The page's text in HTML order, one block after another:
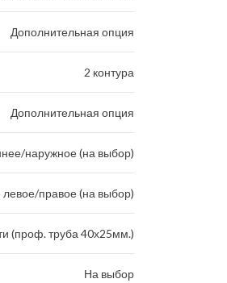
Дополнительная опция
2 контура
Дополнительная опция
наружное (на выбор)
правое (на выбор)
(проф. труба 40х25мм.)
На выбор